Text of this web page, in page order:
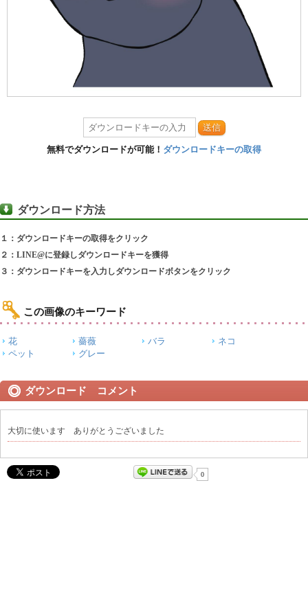
送信
無料でダウンロードが可能！ ダウンロードキーの取得
ダウンロード方法
１：ダウンロードキーの取得をクリック
２：LINE@に登録しダウンロードキーを獲得
３：ダウンロードキーを入力しダウンロードボタンをクリック
この画像のキーワード
花 薔薇 バラ
ネコ
ペット
グレー
ダウンロード コメント
大切に使います ありがとうございました
0